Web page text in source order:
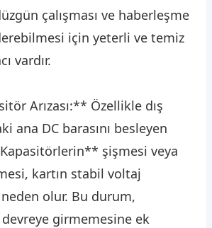
çalışması ve haberleşme
için yeterli ve temiz
vardır.
Arızası:** Özellikle dış
ana DC barasını besleyen
şişmesi veya
kartın stabil voltaj
olur. Bu durum,
girmemesine ek